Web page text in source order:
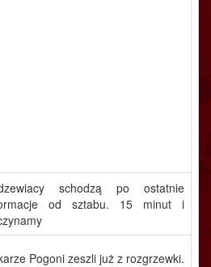
schodzą po ostatnie
od sztabu. 15 minut i
Pogoni zeszli już z rozgrzewki.